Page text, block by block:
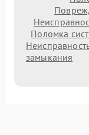
Поломка
замыкания